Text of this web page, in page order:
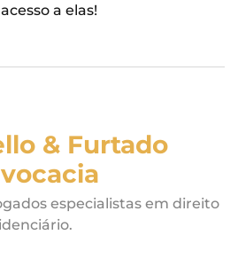
a elas!
& Furtado
especialistas em direito